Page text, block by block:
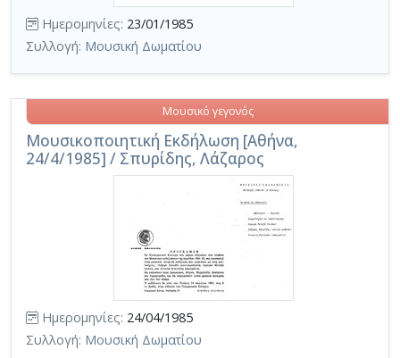
Ημερομηνίες: 23/01/1985
Συλλογή: Μουσική Δωματίου
Μουσικοποιητική Εκδήλωση [Αθήνα,
24/4/1985] / Σπυρίδης, Λάζαρος
Μουσικό γεγονός
Ημερομηνίες: 24/04/1985
Συλλογή: Μουσική Δωματίου